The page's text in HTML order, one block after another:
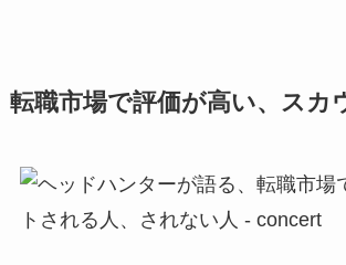
転職市場で評価が高い、スカ